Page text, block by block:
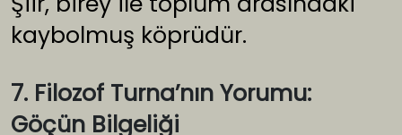
kaybolmuş köprüdür.
7. Filozof Turna’nın Yorumu:
Göçün Bilgeliği